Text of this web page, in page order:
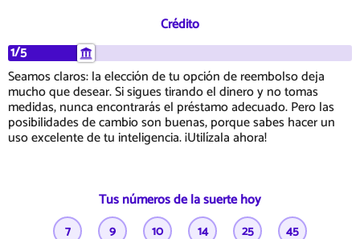
Crédito
1/5
Seamos claros: la elección de tu opción de reembolso deja
mucho que desear. Si sigues tirando el dinero y no tomas
medidas, nunca encontrarás el préstamo adecuado. Pero las
posibilidades de cambio son buenas, porque sabes hacer un
uso excelente de tu inteligencia. ¡Utilízala ahora!
Tus números de la suerte hoy
7 9 10 14 25 45